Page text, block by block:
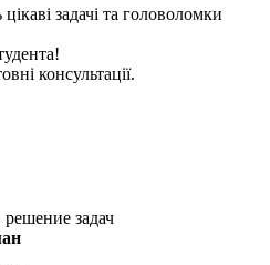
задачі та головоломки
консультації.
задач